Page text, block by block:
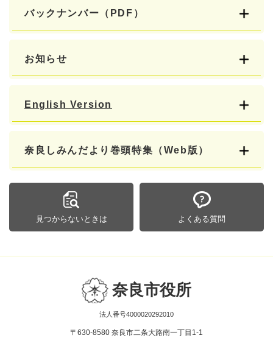
バックナンバー（PDF）
お知らせ
English Version
奈良しみんだより巻頭特集（Web版）
見つからないときは よくある質問
奈良市役所
法人番号4000020292010
〒630-8580 奈良市二条大路南一丁目1-1